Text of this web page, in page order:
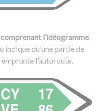
l’idéogramme
indique qu’une partie de
l’autoroute.